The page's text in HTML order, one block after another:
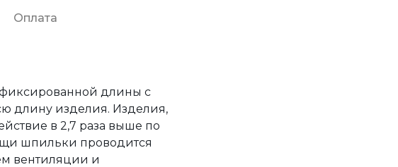
Оплата
фиксированной длины с
длину изделия. Изделия,
в 2,7 раза выше по
шпильки проводится
вентиляции и